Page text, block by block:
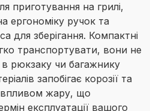
приготування на грилі,
ергономіку ручок та
для зберігання. Компактні
транспортувати, вони не
рюкзаку чи багажнику
запобігає корозії та
впливом жару, що
експлуатації вашого